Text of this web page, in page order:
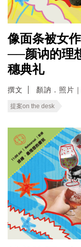
像面条被女
──颜讷的理
穗典礼
撰文 顏訥．照片
提案on the desk